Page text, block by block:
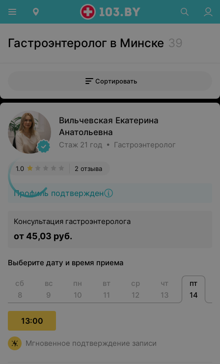
Гастроэнтеролог в Минске 39
Сортировать
Вильчевская Екатерина
Анатольевна
Стаж 21 год • Гастроэнтеролог
Профиль подтвержден
2 отзыва
1.0
Консультация гастроэнтеролога
от 45,03 руб.
Выберите дату и время приема
сб
8
вс
9
пн
10
вт
11
ср
12
чт
13
пт
14
13:00
Мгновенное подтверждение записи